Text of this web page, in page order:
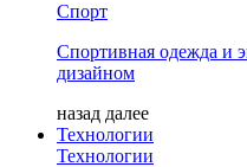
Спорт
Спортивная одежда и
дизайном
назад далее
Технологии
Технологии